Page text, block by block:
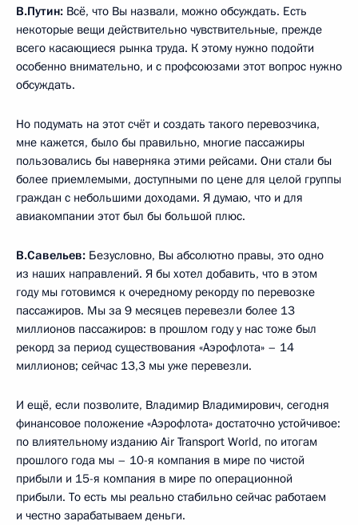
В.Путин: Всё, что Вы назвали, можно обсуждать. Есть
некоторые вещи действительно чувствительные, прежде
всего касающиеся рынка труда. К этому нужно подойти
особенно внимательно, и с профсоюзами этот вопрос нужно
обсуждать.
Но подумать на этот счёт и создать такого перевозчика,
мне кажется, было бы правильно, многие пассажиры
пользовались бы наверняка этими рейсами. Они стали бы
более приемлемыми, доступными по цене для целой группы
граждан с небольшими доходами. Я думаю, что и для
авиакомпании этот был бы большой плюс.
В.Савельев: Безусловно, Вы абсолютно правы, это одно
из наших направлений. Я бы хотел добавить, что в этом
году мы готовимся к очередному рекорду по перевозке
пассажиров. Мы за 9 месяцев перевезли более 13
миллионов пассажиров: в прошлом году у нас тоже был
рекорд за период существования «Аэрофлота» – 14
миллионов; сейчас 13,3 мы уже перевезли.
И ещё, если позволите, Владимир Владимирович, сегодня
финансовое положение «Аэрофлота» достаточно устойчивое:
по влиятельному изданию Air Transport World, по итогам
прошлого года мы – 10-я компания в мире по чистой
прибыли и 15-я компания в мире по операционной
прибыли. То есть мы реально стабильно сейчас работаем
и честно зарабатываем деньги.